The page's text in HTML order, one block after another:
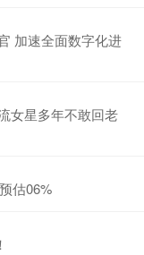
加速全面数字化进
女星多年不敢回老
估06%